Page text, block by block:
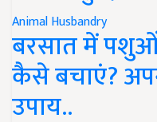
Animal Husbandry
बरसात में पशुओं
कैसे बचाएं?
उपाय..